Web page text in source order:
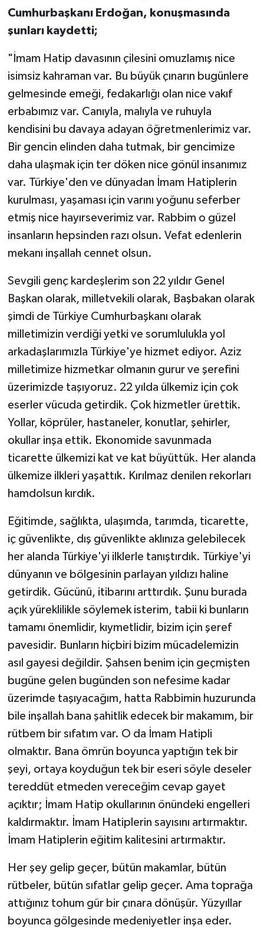
Cumhurbaşkanı Erdoğan, konuşmasında
şunları kaydetti;
"İmam Hatip davasının çilesini omuzlamış nice
isimsiz kahraman var. Bu büyük çınarın bugünlere
gelmesinde emeği, fedakarlığı olan nice vakıf
erbabımız var. Canıyla, malıyla ve ruhuyla
kendisini bu davaya adayan öğretmenlerimiz var.
Bir gencin elinden daha tutmak, bir gencimize
daha ulaşmak için ter döken nice gönül insanımız
var. Türkiye'den ve dünyadan İmam Hatiplerin
kurulması, yaşaması için varını yoğunu seferber
etmiş nice hayırseverimiz var. Rabbim o güzel
insanların hepsinden razı olsun. Vefat edenlerin
mekanı inşallah cennet olsun.
Sevgili genç kardeşlerim son 22 yıldır Genel
Başkan olarak, milletvekili olarak, Başbakan olarak
şimdi de Türkiye Cumhurbaşkanı olarak
milletimizin verdiği yetki ve sorumlulukla yol
arkadaşlarımızla Türkiye'ye hizmet ediyor. Aziz
milletimize hizmetkar olmanın gurur ve şerefini
üzerimizde taşıyoruz. 22 yılda ülkemiz için çok
eserler vücuda getirdik. Çok hizmetler ürettik.
Yollar, köprüler, hastaneler, konutlar, şehirler,
okullar inşa ettik. Ekonomide savunmada
ticarette ülkemizi kat ve kat büyüttük. Her alanda
ülkemize ilkleri yaşattık. Kırılmaz denilen rekorları
hamdolsun kırdık.
Eğitimde, sağlıkta, ulaşımda, tarımda, ticarette,
iç güvenlikte, dış güvenlikte aklınıza gelebilecek
her alanda Türkiye'yi ilklerle tanıştırdık. Türkiye'yi
dünyanın ve bölgesinin parlayan yıldızı haline
getirdik. Gücünü, itibarını arttırdık. Şunu burada
açık yüreklilikle söylemek isterim, tabii ki bunların
tamamı önemlidir, kıymetlidir, bizim için şeref
pavesidir. Bunların hiçbiri bizim mücadelemizin
asıl gayesi değildir. Şahsen benim için geçmişten
bugüne gelen bugünden son nefesime kadar
üzerimde taşıyacağım, hatta Rabbimin huzurunda
bile inşallah bana şahitlik edecek bir makamım, bir
rütbem bir sıfatım var. O da İmam Hatipli
olmaktır. Bana ömrün boyunca yaptığın tek bir
şeyi, ortaya koyduğun tek bir eseri söyle deseler
tereddüt etmeden vereceğim cevap gayet
açıktır; İmam Hatip okullarının önündeki engelleri
kaldırmaktır. İmam Hatiplerin sayısını artırmaktır.
İmam Hatiplerin eğitim kalitesini artırmaktır.
Her şey gelip geçer, bütün makamlar, bütün
rütbeler, bütün sıfatlar gelip geçer. Ama toprağa
attığınız tohum gür bir çınara dönüşür. Yüzyıllar
boyunca gölgesinde medeniyetler inşa eder.